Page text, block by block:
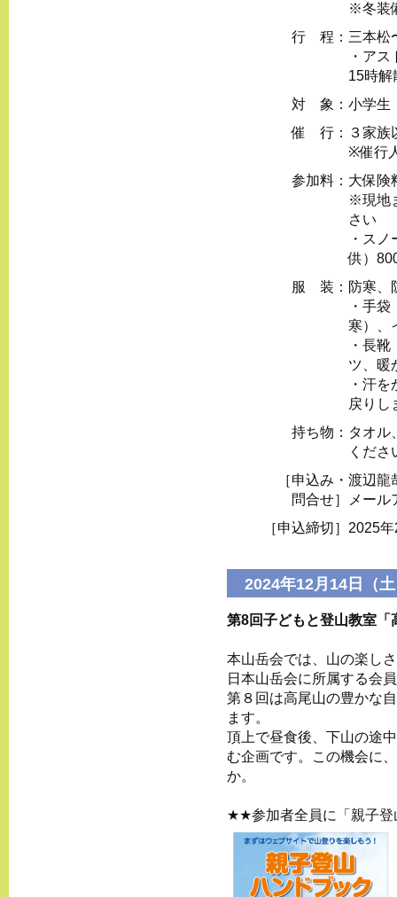
※冬装
行 程： 三本松
・ア
15時解
対 象： ⼩学⽣
催 行：
３家族
※催⾏
参加料： 大保険
※現地
さい
・ス
供）
服 装： 防寒、
・⼿
寒）、
・⻑
ツ、暖
・汗
戻りし
持ち物： タオル
くださ
［申込み・
問合せ］
渡辺龍
メール
［申込締切］ 2025
2024年12月14日（
第8回子どもと登山教室「
本山岳会では、山の楽し
日本山岳会に所属する会
第８回は高尾山の豊かな
ます。
頂上で昼食後、下山の途
む企画です。この機会に
か。
★★参加者全員に「親子